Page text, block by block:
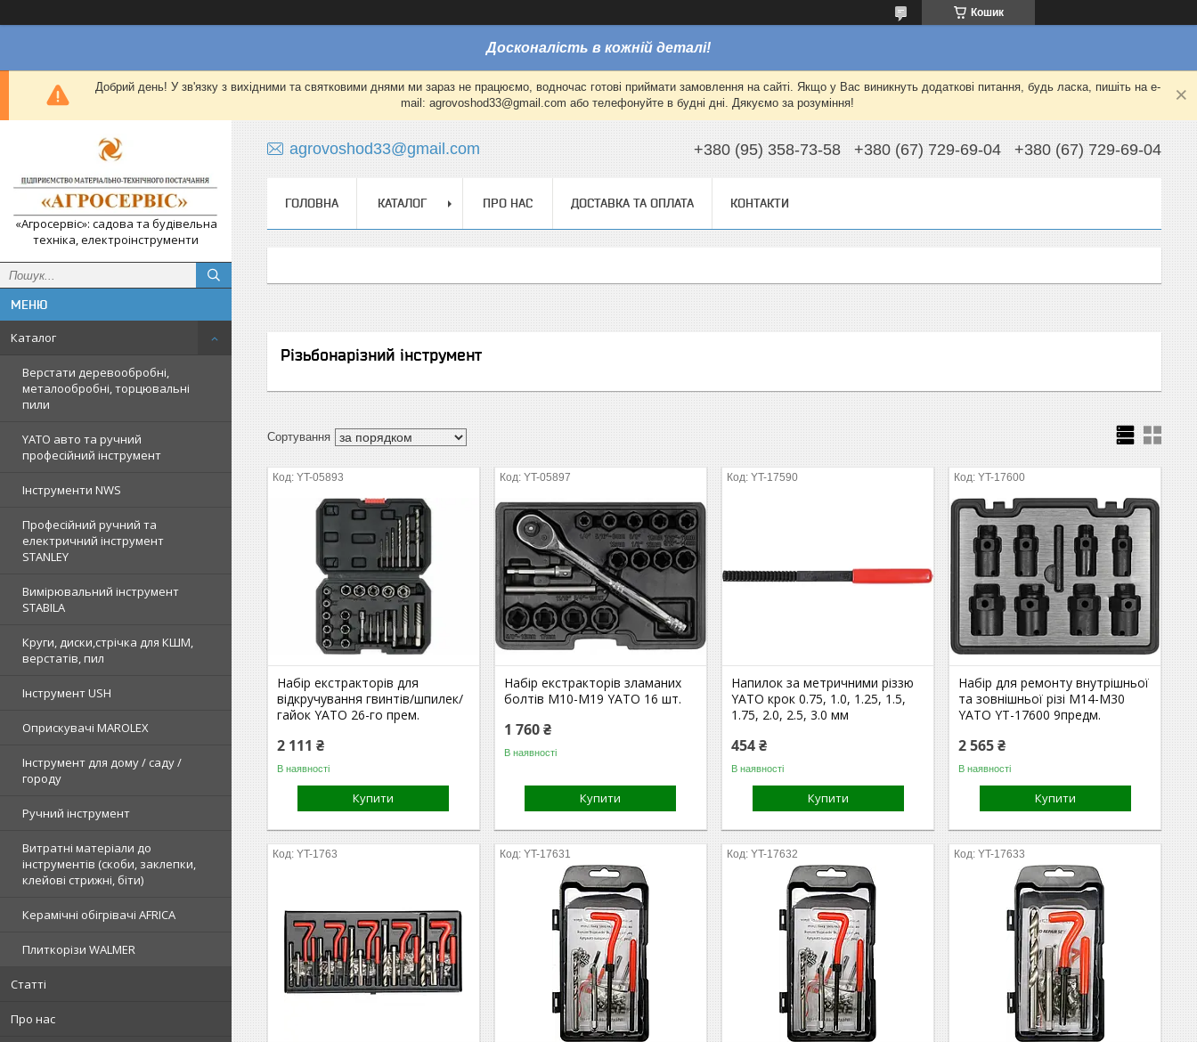
Кошик
Досконалість в кожній деталі!
Добрий день! У зв'язку з вихідними та святковими днями ми зараз не працюємо, водночас готові приймати замовлення на сайті. Якщо у Вас виникнуть додаткові питання, будь ласка, пишіть на e-
mail: agrovoshod33@gmail.com або телефонуйте в будні дні. Дякуємо за розуміння!
«Агросервіс»: садова та будівельна
техніка, електроінструменти
Каталог
Верстати деревообробні,
металообробні, торцювальні
пили
YATO авто та ручний
професійний інструмент
Інструменти NWS
Професійний ручний та
електричний інструмент
STANLEY
Вимірювальний інструмент
STABILA
Круги, диски,стрічка для КШМ,
верстатів, пил
Інструмент USH
Оприскувачі MAROLEX
Інструмент для дому / саду /
городу
Ручний інструмент
Витратні матеріали до
інструментів (скоби, заклепки,
клейові стрижні, біти)
Керамічні обігрівачі AFRICA
Плиткорізи WALMER
Статті
Про нас
agrovoshod33@gmail.com +380 (95) 358-73-58 +380 (67) 729-69-04 +380 (67) 729-69-04
ГОЛОВНА КАТАЛОГ ПРО НАС ДОСТАВКА ТА ОПЛАТА КОНТАКТИ
Різьбонарізний інструмент
YT-05893
Набір екстракторів для
відкручування гвинтів/шпилек/
гайок YATO 26-го прем.
2 111 ₴
В наявності
Купити
YT-05897
Набір екстракторів зламаних
болтів М10-М19 YATO 16 шт.
1 760 ₴
В наявності
Купити
YT-17590
Напилок за метричними різзю
YATO крок 0.75, 1.0, 1.25, 1.5,
1.75, 2.0, 2.5, 3.0 мм
454 ₴
В наявності
Купити
YT-17600
Набір для ремонту внутрішньої
та зовнішньої різі М14-М30
YATO YT-17600 9предм.
2 565 ₴
В наявності
Купити
YT-1763 YT-17631 YT-17632 YT-17633